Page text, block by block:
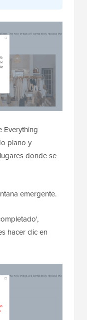
Everything
plano y
donde se
emergente.
hacer clic en